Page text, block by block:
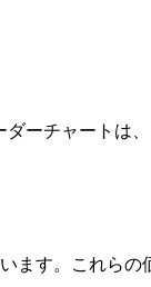
ーチャートは
ます。これら